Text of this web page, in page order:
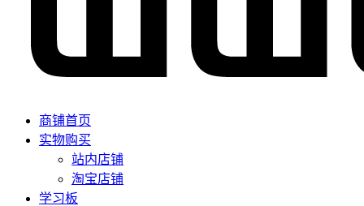
商铺首页
实物购买
站内店铺
淘宝店铺
学习板